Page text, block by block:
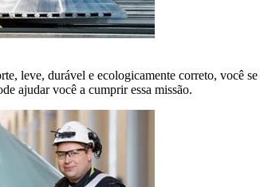
leve, durável e ecologicamente correto, você
ajudar você a cumprir essa missão.